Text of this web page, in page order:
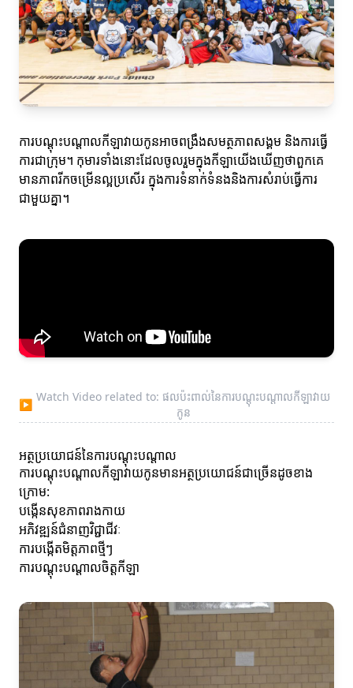
ការបណ្ដុះបណ្ដាលកីឡាវាយកូនអាចពង្រឹងសមត្ថភាពសង្គម និងការធ្វើ
ការជាក្រុម។ កុមារទាំងនោះដែលចូលរួមក្នុងកីឡាយើងឃើញថាពួកគេ
មានភាពរីកចម្រើនល្អប្រសើរ​ ក្នុងការទំនាក់ទំនងនិងការសំរាប់ធ្វើការ
ជាមួយគ្នា។
▶
Watch Video related to: ផលប៉ះពាល់នៃការបណ្ដុះបណ្ដាលកីឡាវាយ
កូន
អត្ថប្រយោជន៍នៃការបណ្ដុះបណ្ដាល
ការបណ្ដុះបណ្ដាលកីឡាវាយកូនមានអត្ថប្រយោជន៍ជាច្រើនដូចខាង
ក្រោម:
បង្កើនសុខភាពរាងកាយ
អភិវឌ្ឍន៍ជំនាញវិជ្ជាជីវៈ
ការបង្កើតមិត្តភាពថ្មីៗ
ការបណ្ដុះបណ្ដាលចិត្តកីឡា